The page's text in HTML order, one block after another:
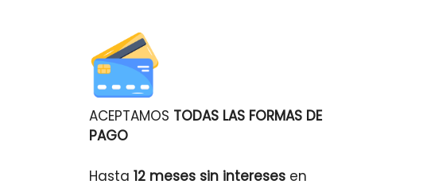
ACEPTAMOS TODAS LAS FORMAS DE
PAGO
Hasta 12 meses sin intereses en